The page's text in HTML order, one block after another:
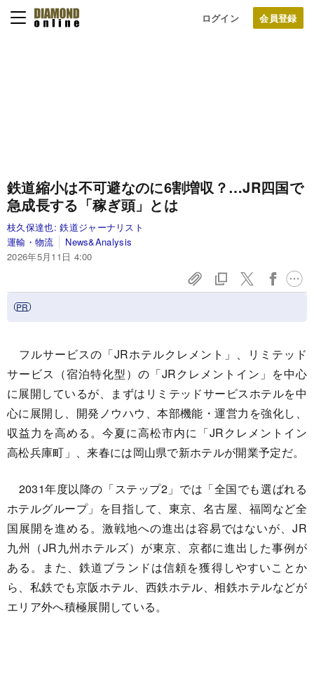
ログイン
鉄道縮小は不可避なのに6割増収？…JR四国で
急成長する「稼ぎ頭」とは
枝久保達也:鉄道ジャーナリスト
運輸・物流
News&Analysis
2026年5月11日 4:00
フルサービスの「JRホテルクレメント」、リミテッド
サービス（宿泊特化型）の「JRクレメントイン」を中心
に展開しているが、まずはリミテッドサービスホテルを中
心に展開し、開発ノウハウ、本部機能・運営力を強化し、
収益力を高める。今夏に高松市内に「JRクレメントイン
高松兵庫町」、来春には岡山県で新ホテルが開業予定だ。
2031年度以降の「ステップ2」では「全国でも選ばれる
ホテルグループ」を目指して、東京、名古屋、福岡など全
国展開を進める。激戦地への進出は容易ではないが、JR
九州（JR九州ホテルズ）が東京、京都に進出した事例が
ある。また、鉄道ブランドは信頼を獲得しやすいことか
ら、私鉄でも京阪ホテル、西鉄ホテル、相鉄ホテルなどが
エリア外へ積極展開している。